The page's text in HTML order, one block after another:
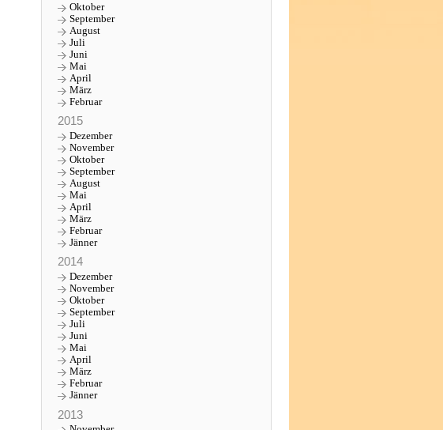
Oktober
September
August
Juli
Juni
Mai
April
März
Februar
2015
Dezember
November
Oktober
September
August
Mai
April
März
Februar
Jänner
2014
Dezember
November
Oktober
September
Juli
Juni
Mai
April
März
Februar
Jänner
2013